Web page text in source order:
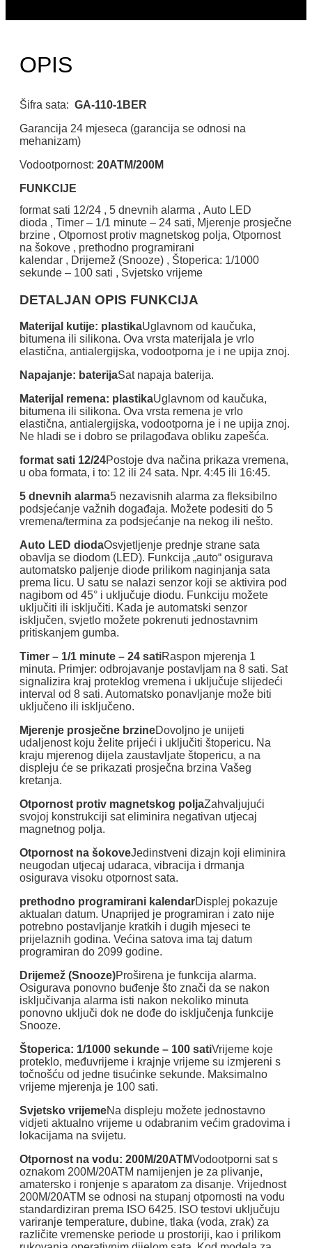
OPIS
Šifra sata: GA-110-1BER
Garancija 24 mjeseca (garancija se odnosi na
mehanizam)
Vodootpornost: 20ATM/200M
FUNKCIJE
format sati 12/24 , 5 dnevnih alarma , Auto LED
dioda , Timer – 1/1 minute – 24 sati, Mjerenje prosječne
brzine , Otpornost protiv magnetskog polja, Otpornost
na šokove , prethodno programirani
kalendar , Drijemež (Snooze) , Štoperica: 1/1000
sekunde – 100 sati , Svjetsko vrijeme
DETALJAN OPIS FUNKCIJA
Materijal kutije: plastikaUglavnom od kaučuka,
bitumena ili silikona. Ova vrsta materijala je vrlo
elastična, antialergijska, vodootporna je i ne upija znoj.
Napajanje: baterijaSat napaja baterija.
Materijal remena: plastikaUglavnom od kaučuka,
bitumena ili silikona. Ova vrsta remena je vrlo
elastična, antialergijska, vodootporna je i ne upija znoj.
Ne hladi se i dobro se prilagođava obliku zapešća.
format sati 12/24Postoje dva načina prikaza vremena,
u oba formata, i to: 12 ili 24 sata. Npr. 4:45 ili 16:45.
5 dnevnih alarma5 nezavisnih alarma za fleksibilno
podsjećanje važnih događaja. Možete podesiti do 5
vremena/termina za podsjećanje na nekog ili nešto.
Auto LED diodaOsvjetljenje prednje strane sata
obavlja se diodom (LED). Funkcija „auto“ osigurava
automatsko paljenje diode prilikom naginjanja sata
prema licu. U satu se nalazi senzor koji se aktivira pod
nagibom od 45° i uključuje diodu. Funkciju možete
uključiti ili isključiti. Kada je automatski senzor
isključen, svjetlo možete pokrenuti jednostavnim
pritiskanjem gumba.
Timer – 1/1 minute – 24 satiRaspon mjerenja 1
minuta. Primjer: odbrojavanje postavljam na 8 sati. Sat
signalizira kraj proteklog vremena i uključuje slijedeći
interval od 8 sati. Automatsko ponavljanje može biti
uključeno ili isključeno.
Mjerenje prosječne brzineDovoljno je unijeti
udaljenost koju želite prijeći i uključiti štopericu. Na
kraju mjerenog dijela zaustavljate štopericu, a na
displeju će se prikazati prosječna brzina Vašeg
kretanja.
Otpornost protiv magnetskog poljaZahvaljujući
svojoj konstrukciji sat eliminira negativan utjecaj
magnetnog polja.
Otpornost na šokoveJedinstveni dizajn koji eliminira
neugodan utjecaj udaraca, vibracija i drmanja
osigurava visoku otpornost sata.
prethodno programirani kalendarDisplej pokazuje
aktualan datum. Unaprijed je programiran i zato nije
potrebno postavljanje kratkih i dugih mjeseci te
prijelaznih godina. Većina satova ima taj datum
programiran do 2099 godine.
Drijemež (Snooze)Proširena je funkcija alarma.
Osigurava ponovno buđenje što znači da se nakon
isključivanja alarma isti nakon nekoliko minuta
ponovno uključi dok ne dođe do isključenja funkcije
Snooze.
Štoperica: 1/1000 sekunde – 100 satiVrijeme koje
proteklo, međuvrijeme i krajnje vrijeme su izmjereni s
točnošću od jedne tisućinke sekunde. Maksimalno
vrijeme mjerenja je 100 sati.
Svjetsko vrijemeNa displeju možete jednostavno
vidjeti aktualno vrijeme u odabranim većim gradovima i
lokacijama na svijetu.
Otpornost na vodu: 200M/20ATMVodootporni sat s
oznakom 200M/20ATM namijenjen je za plivanje,
amatersko i ronjenje s aparatom za disanje. Vrijednost
200M/20ATM se odnosi na stupanj otpornosti na vodu
standardiziran prema ISO 6425. ISO testovi uključuju
variranje temperature, dubine, tlaka (voda, zrak) za
različite vremenske periode u prostoriji, kao i prilikom